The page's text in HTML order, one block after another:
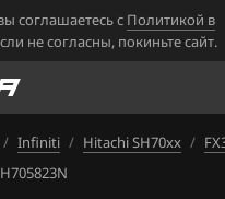
соглашаетесь с Политикой в
не согласны, покиньте сайт.
/ Infiniti / Hitachi SH70xx /